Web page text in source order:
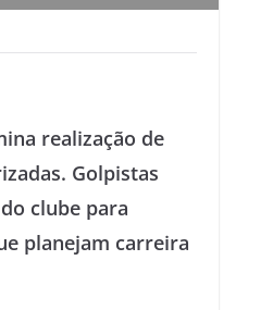
realização de
Golpistas
clube para
planejam carreira